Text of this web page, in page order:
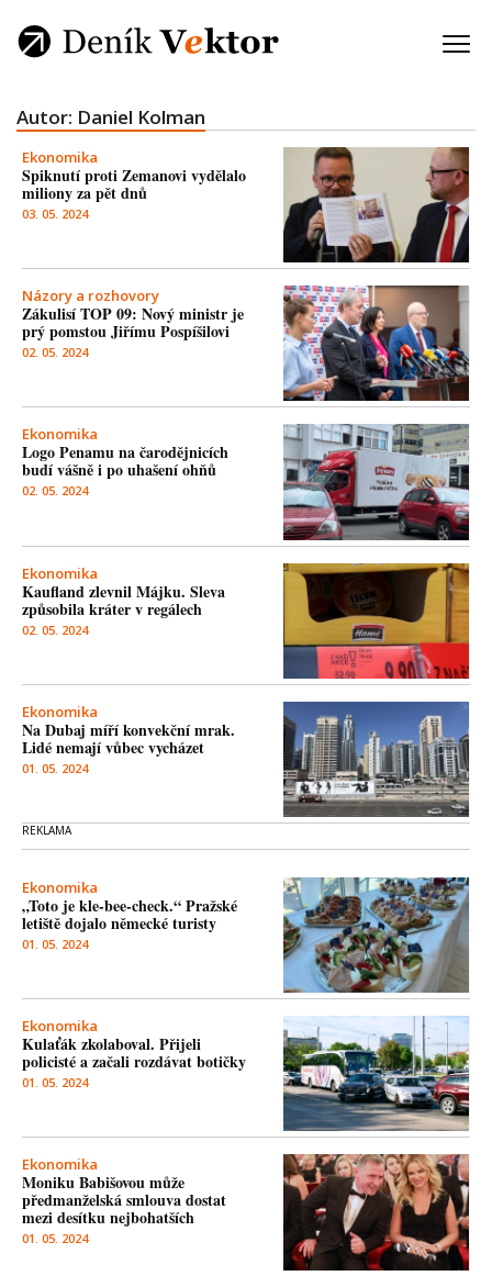
Autor: Daniel Kolman
Ekonomika
Spiknutí proti Zemanovi vydělalo
miliony za pět dnů
03. 05. 2024
Názory a rozhovory
Zákulisí TOP 09: Nový ministr je
prý pomstou Jiřímu Pospíšilovi
02. 05. 2024
Ekonomika
Logo Penamu na čarodějnicích
budí vášně i po uhašení ohňů
02. 05. 2024
Ekonomika
Kaufland zlevnil Májku. Sleva
způsobila kráter v regálech
02. 05. 2024
Ekonomika
Na Dubaj míří konvekční mrak.
Lidé nemají vůbec vycházet
01. 05. 2024
Ekonomika
„Toto je kle-bee-check.“ Pražské
letiště dojalo německé turisty
01. 05. 2024
Ekonomika
Kulaťák zkolaboval. Přijeli
policisté a začali rozdávat botičky
01. 05. 2024
Ekonomika
Moniku Babišovou může
předmanželská smlouva dostat
mezi desítku nejbohatších
01. 05. 2024